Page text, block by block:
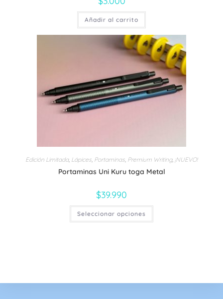
Añadir al carrito
Edición Limitada, Lápices Portaminas Premium Writing, ¡NUEVO!
Portaminas Uni Kuru toga Metal
$39.990
Seleccionar opciones
Este
tiene
la